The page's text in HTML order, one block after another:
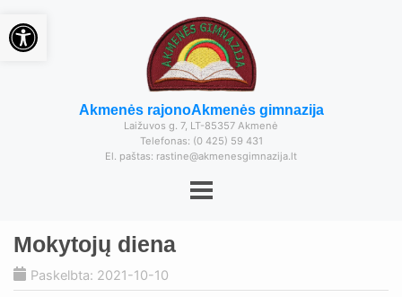
Akmenės rajonoAkmenės gimnazija
Laižuvos g. 7, LT-85357 Akmenė
Telefonas: (0 425) 59 431
El. paštas: rastine@akmenesgimnazija.lt
Mokytojų diena
Paskelbta: 2021-10-10
Open toolbar